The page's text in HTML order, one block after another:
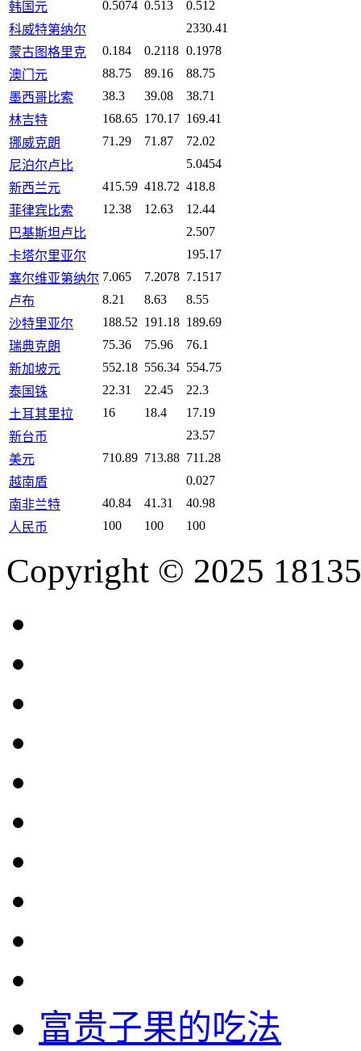
韩国元 0.5074 0.513
0.512
科威特第纳尔
2330.41
蒙古图格里克
0.184 0.2118 0.1978
澳门元
88.75 89.16
88.75
墨西哥比索
38.3 39.08
38.71
林吉特
168.65 170.17 169.41
挪威克朗
71.29 71.87
72.02
尼泊尔卢比
5.0454
新西兰元
415.59 418.72 418.8
菲律宾比索
12.38 12.63
12.44
巴基斯坦卢比
2.507
卡塔尔里亚尔
195.17
塞尔维亚第纳尔 7.065 7.2078 7.1517
卢布
8.21 8.63
8.55
沙特里亚尔
188.52 191.18 189.69
瑞典克朗
75.36 75.96
76.1
新加坡元
552.18 556.34 554.75
泰国铢
22.31 22.45
22.3
土耳其里拉
16 18.4
17.19
新台币
23.57
美元
710.89 713.88 711.28
越南盾
0.027
南非兰特
40.84 41.31
40.98
人民币
100 100 100
Copyright © 2025
富贵子果的吃法